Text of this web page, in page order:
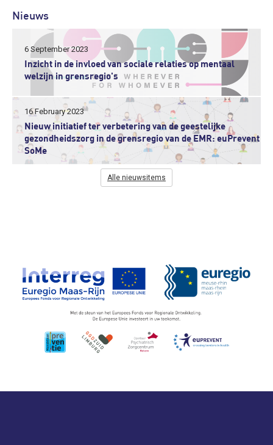
Nieuws
6 September 2023
Inzicht in de invloed van sociale relaties op mentaal
welzijn in grensregio's
16 February 2023
Nieuw initiatief ter verbetering van de geestelijke
gezondheidszorg in de grensregio van de EMR: euPrevent
SoMe
Alle nieuwsitems